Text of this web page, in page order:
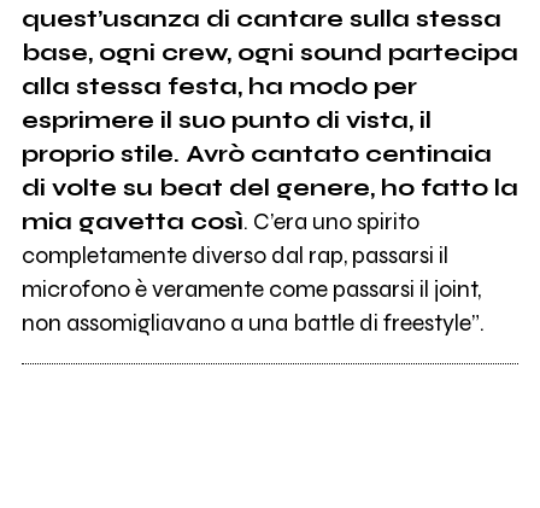
quest’usanza di cantare sulla stessa
base, ogni crew, ogni sound partecipa
alla stessa festa, ha modo per
esprimere il suo punto di vista, il
proprio stile. Avrò cantato centinaia
di volte su beat del genere, ho fatto la
mia gavetta così. C’era uno spirito
completamente diverso dal rap, passarsi il
microfono è veramente come passarsi il joint,
non assomigliavano a una battle di freestyle”.